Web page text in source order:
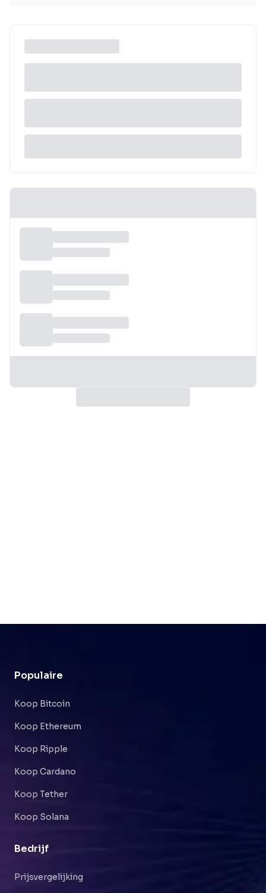
Populaire
Koop Bitcoin
Koop Ethereum
Koop Ripple
Koop Cardano
Koop Tether
Koop Solana
Bedrijf
Prijsvergelijking